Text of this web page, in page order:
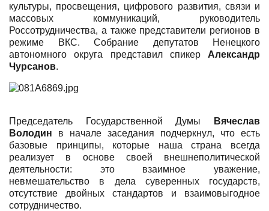
культуры, просвещения, цифрового развития, связи и
массовых коммуникаций, руководитель
Россотрудничества, а также представители регионов в
режиме ВКС. Собрание депутатов Ненецкого
автономного округа представил спикер Александр
Чурсанов.
Председатель Государственной Думы
Вячеслав
Володин в начале заседания подчеркнул, что есть
базовые принципы, которые наша страна всегда
реализует в основе своей внешнеполитической
деятельности: это взаимное уважение,
невмешательство в дела суверенных государств,
отсутствие двойных стандартов и взаимовыгодное
сотрудничество.